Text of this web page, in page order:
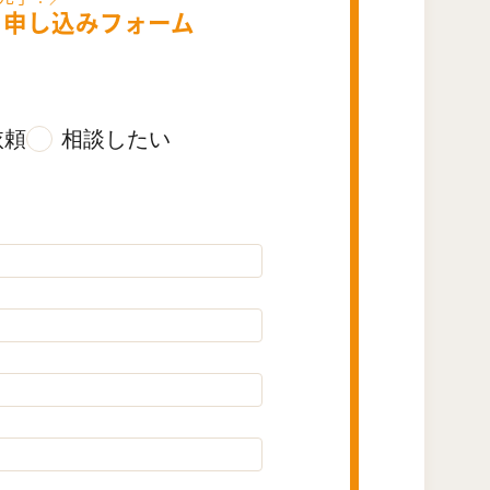
申し込みフォーム
頼 相談したい